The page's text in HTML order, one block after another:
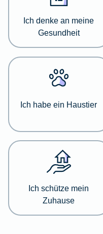
jeweiligen
Kategorie
informieren.
dazu
die
passende
Kategorie
Ich denke an meine
Gesundheit
Ich habe ein Haustier
Ich schütze mein
Zuhause